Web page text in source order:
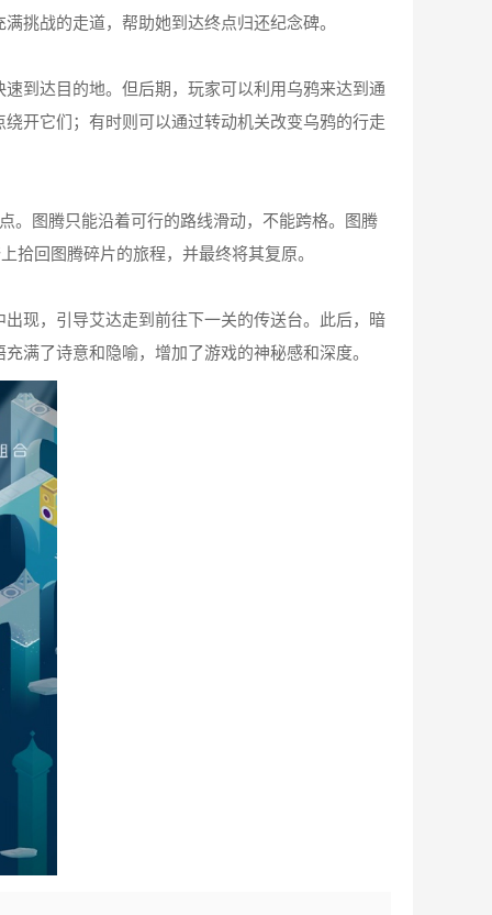
挑战的走道，帮助她到达终点归还纪念碑。
到达目的地。但后期，玩家可以利用乌鸦来达到通
开它们；有时则可以通过转动机关改变乌鸦的行走
。图腾只能沿着可行的路线滑动，不能跨格。图腾
拾回图腾碎片的旅程，并最终将其复原。
现，引导艾达走到前往下一关的传送台。此后，暗
满了诗意和隐喻，增加了游戏的神秘感和深度。